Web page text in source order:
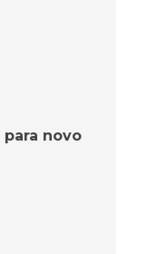
para novo